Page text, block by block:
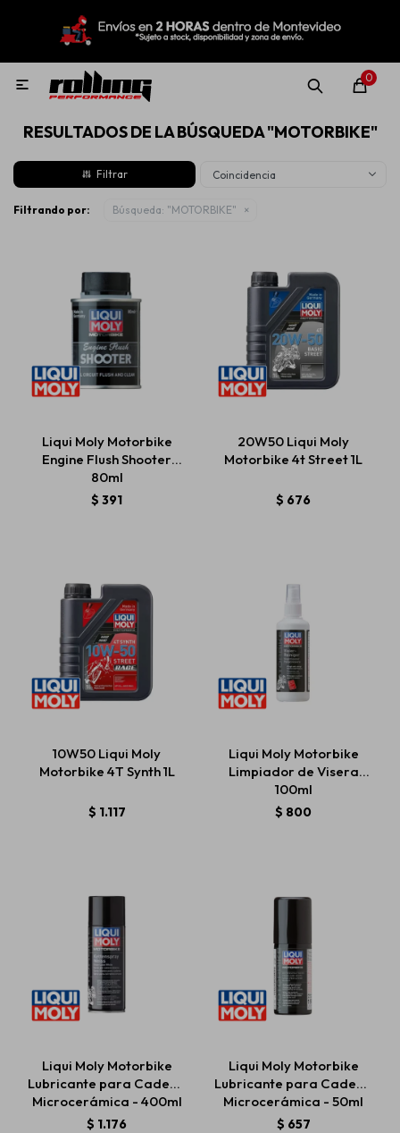
0

RESULTADOS DE LA BÚSQUEDA "MOTORBIKE"
Coincidencia
Filtrando por: Búsqueda: "MOTORBIKE"
Liqui Moly Motorbike
Engine Flush Shooter
80ml
$ 391
20W50 Liqui Moly
Motorbike 4t Street 1L
$ 676
10W50 Liqui Moly
Motorbike 4T Synth 1L
$ 1.117
Liqui Moly Motorbike
Limpiador de Visera
100ml
$ 800
Liqui Moly Motorbike
Lubricante para Cadena
Microcerámica - 400ml
$ 1.176
Liqui Moly Motorbike
Lubricante para Cadena
Microcerámica - 50ml
$ 657
MI CUENTA
Nuevo! Rolling Repuestos
Llantas
Lubricantes
Aerosoles
Estética automotriz
Baterías
Repuestos
Servicios